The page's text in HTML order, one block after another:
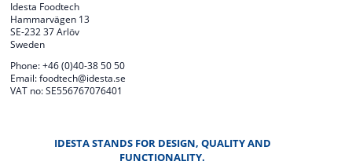
Idesta Foodtech
Hammarvägen 13
SE-232 37 Arlöv
Sweden
Phone: +46 (0)40-38 50 50
Email: foodtech@idesta.se
VAT no: SE556767076401
IDESTA STANDS FOR DESIGN, QUALITY AND
FUNCTIONALITY.